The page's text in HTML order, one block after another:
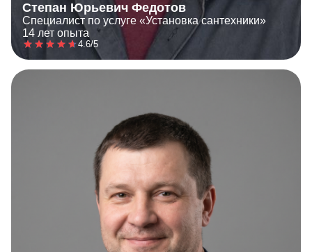
Степан Юрьевич Федотов
Специалист по услуге «Установка сантехники»
14 лет опыта
4.6/5